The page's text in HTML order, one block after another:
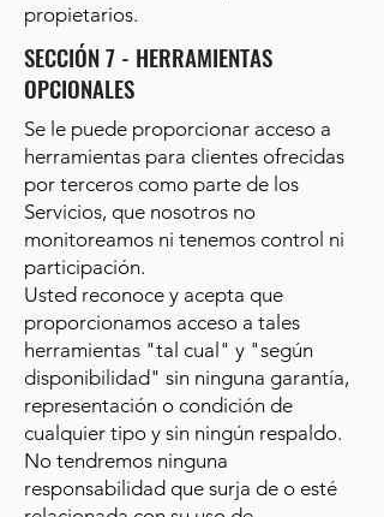
propietarios.
SECCIÓN 7 - HERRAMIENTAS
OPCIONALES
Se le puede proporcionar acceso a
herramientas para clientes ofrecidas
por terceros como parte de los
Servicios, que nosotros no
monitoreamos ni tenemos control ni
participación.
Usted reconoce y acepta que
proporcionamos acceso a tales
herramientas "tal cual" y "según
disponibilidad" sin ninguna garantía,
representación o condición de
cualquier tipo y sin ningún respaldo.
No tendremos ninguna
responsabilidad que surja de o esté